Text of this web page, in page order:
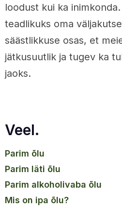
loodust kui ka
teadlikuks oma
säästlikkuse osas, et
jätkusuutlik ja tugev ka
jaoks.
Veel.
parim õlu
parim läti õlu
parim alkoholivaba õlu
mis on ipa õlu?